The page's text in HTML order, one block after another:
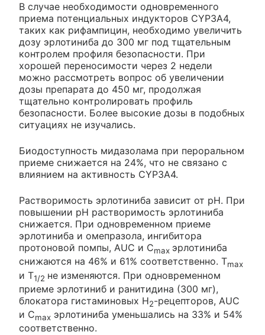
В случае необходимости одновременного
приема потенциальных индукторов CYP3A4,
таких как рифампицин, необходимо увеличить
дозу эрлотиниба до 300 мг под тщательным
контролем профиля безопасности. При
хорошей переносимости через 2 недели
можно рассмотреть вопрос об увеличении
дозы препарата до 450 мг, продолжая
тщательно контролировать профиль
безопасности. Более высокие дозы в подобных
ситуациях не изучались.
Биодоступность мидазолама при пероральном
приеме снижается на 24%, что не связано с
влиянием на активность CYP3A4.
Растворимость эрлотиниба зависит от рН. При
повышении рН растворимость эрлотиниба
снижается. При одновременном приеме
эрлотиниба и омепразола, ингибитора
протоновой помпы, AUC и Cmax эрлотиниба
снижаются на 46% и 61% соответственно. Тmax
и T1/2 не изменяются. При одновременном
приеме эрлотиниб и ранитидина (300 мг),
блокатора гистаминовых H2-рецепторов, AUC
и Cmax эрлотиниба уменьшались на 33% и 54%
соответственно.